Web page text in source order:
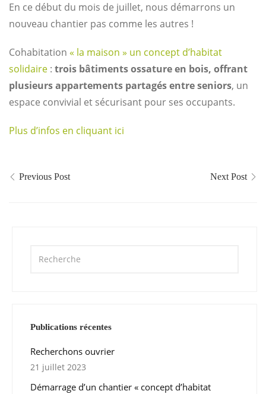
En ce début du mois de juillet, nous démarrons un
nouveau chantier pas comme les autres !
Cohabitation « la maison » un concept d’habitat
solidaire : trois bâtiments ossature en bois, offrant
plusieurs appartements partagés entre seniors, un
espace convivial et sécurisant pour ses occupants.
Plus d’infos en cliquant ici
Previous Post Next Post
Publications récentes
Recherchons ouvrier
21 juillet 2023
Démarrage d’un chantier « concept d’habitat